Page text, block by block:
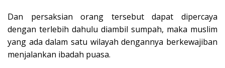
Dan persaksian orang tersebut dapat dipercaya
dengan terlebih dahulu diambil sumpah, maka muslim
yang ada dalam satu wilayah dengannya berkewajiban
menjalankan ibadah puasa.